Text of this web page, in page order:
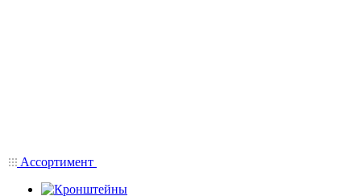
Ассортимент